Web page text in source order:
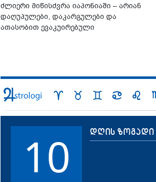
ძლიერი მიწისძვრა იაპონიაში – არიან
დაღუპულები, დაკარგულები და
ათასობით ევაკუირებული
10 დღის